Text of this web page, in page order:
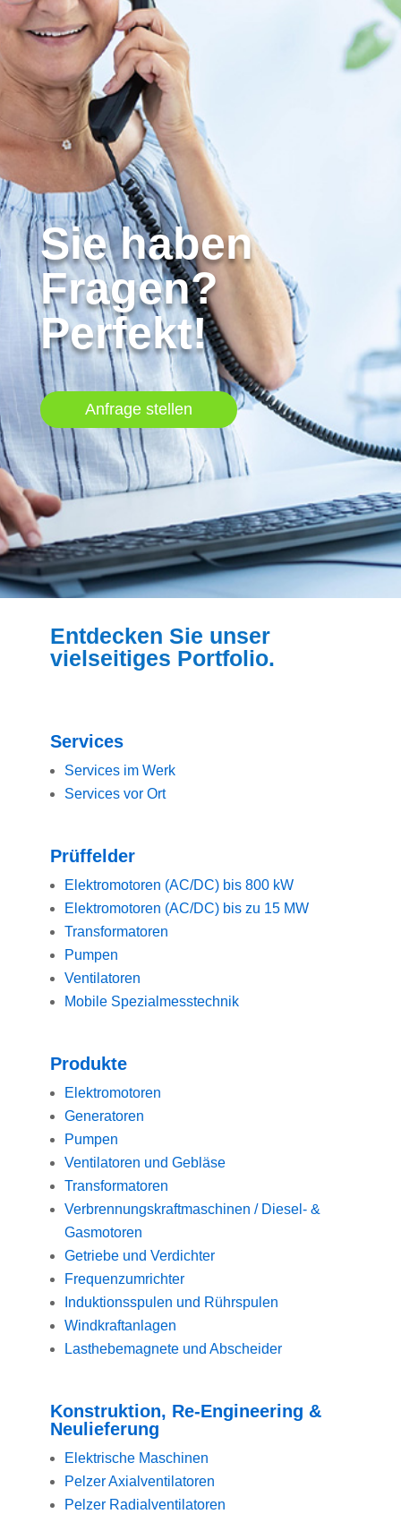
Sie haben
Fragen?
Perfekt!
Anfrage stellen
Entdecken Sie unser
vielseitiges Portfolio.
Services
Services im Werk
Services vor Ort
Prüffelder
Elektromotoren (AC/DC) bis 800 kW
Elektromotoren (AC/DC) bis zu 15 MW
Transformatoren
Pumpen
Ventilatoren
Mobile Spezialmesstechnik
Produkte
Elektromotoren
Generatoren
Pumpen
Ventilatoren und Gebläse
Transformatoren
Verbrennungskraftmaschinen / Diesel- &
Gasmotoren
Getriebe und Verdichter
Frequenzumrichter
Induktionsspulen und Rührspulen
Windkraftanlagen
Lasthebemagnete und Abscheider
Konstruktion, Re-Engineering &
Neulieferung
Elektrische Maschinen
Pelzer Axialventilatoren
Pelzer Radialventilatoren